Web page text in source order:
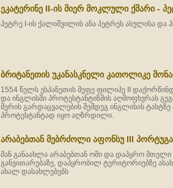
ეკატერინე II-ის მიერ მოკლული ქმარი -
პეტრე I-ის ქალიშვილის ანა პეტრეს ასულისა
ბრიტანეთის უკანასკნელი კათოლიკე
1554 წელს ესპანეთის მეფე ფილიპე II
და ინგლისში პროტესტანტიზმის აღმოფხვრას
მერის გარდაცვალების შემდეგ ინგლისის
პროტესტანტად იყო აღზრდილი.
არაბებთან მებრძოლი აფონსუ III
მან განაახლა არაბებთან ომი და დაპყრო
განვითარებაზე, დაპყრობილ ტერიტორიებზე
ახალ დასახლებებს